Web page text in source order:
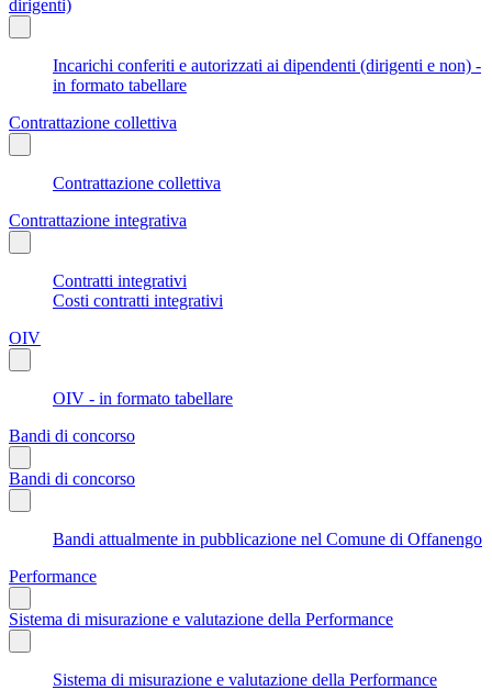
dirigenti)
Incarichi conferiti e autorizzati ai dipendenti (dirigenti e non) -
in formato tabellare
Contrattazione collettiva
Contrattazione collettiva
Contrattazione integrativa
Contratti integrativi
Costi contratti integrativi
OIV
OIV - in formato tabellare
Bandi di concorso
Bandi di concorso
Bandi attualmente in pubblicazione nel Comune di Offanengo
Performance
Sistema di misurazione e valutazione della Performance
Sistema di misurazione e valutazione della Performance